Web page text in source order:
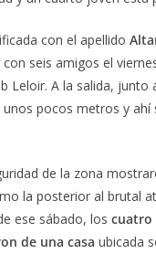
con el apellido
seis amigos el
Leloir. A la salida, junto
unos pocos metros y ahí
de la zona
la posterior al brutal
ese sábado, los cuatro
de una casa ubicada